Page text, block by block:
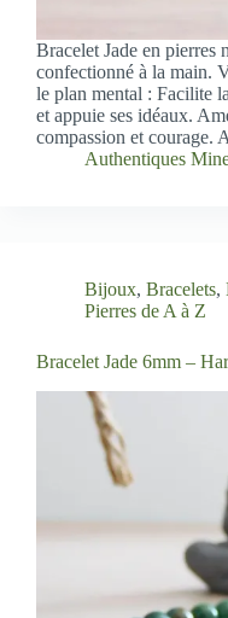
Bracelet Jade en pierres
confectionné à la main.
le plan mental : Facilite
et appuie ses idéaux.
compassion et courage.
Authentiques
Bijoux, Bracelets,
Pierres de A à Z
Bracelet Jade 6mm –